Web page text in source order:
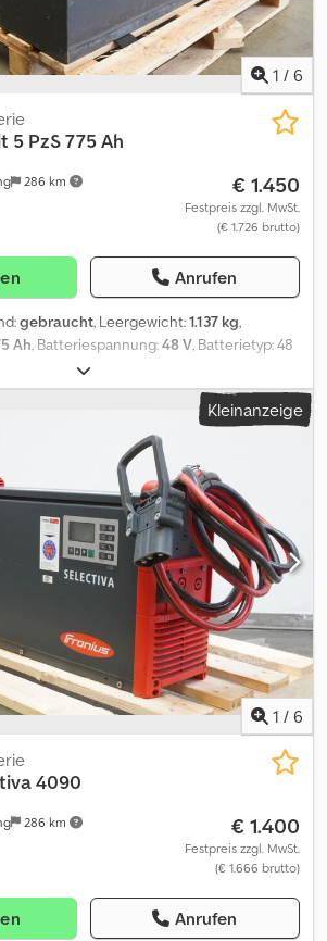
1 / 6
286 km
5 PzS 775 Ah
€ 1.450
Festpreis zzgl. MwSt.
(€ 1.726 brutto)
Anrufen
gebraucht, Leergewicht:1.137 kg,
Ah, Batteriespannung:48 V, Batterietyp: 48
und Elektrolytzirkulation in der
Batterieabmessungen: 1220 x 424 x
mit Rollen, Fahrzeugstecker:
59 %, gebrauchte HAWKER 48 V
DIN C, befüllt und geladen,
inklusive Kabel und Stecker MRC 160A,
Dkodpfx Aieztgrqjdsr
Kleinanzeige
1 / 6
286 km
4090
€ 1.400
Festpreis zzgl. MwSt.
(€ 1.666 brutto)
Anrufen